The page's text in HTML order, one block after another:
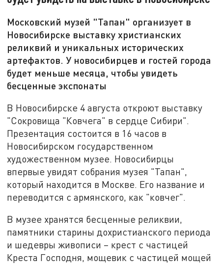
Московский музей "Тапан" организует в
Новосибирске выставку христианских
реликвий и уникальных исторических
артефактов. У новосибирцев и гостей города
будет меньше месяца, чтобы увидеть
бесценные экспонаты
В Новосибирске 4 августа откроют выставку
"Сокровища "Ковчега" в сердце Сибири".
Презентация состоится в 16 часов в
Новосибирском государственном
художественном музее. Новосибирцы
впервые увидят собрания музея "Тапан",
который находится в Москве. Его название и
переводится с армянского, как "ковчег".
В музее хранятся бесценные реликвии,
памятники старины дохристианского периода
и шедевры живописи – крест с частицей
Креста Господня, мощевик с частицей мощей